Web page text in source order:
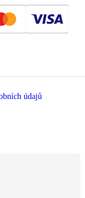
údajů